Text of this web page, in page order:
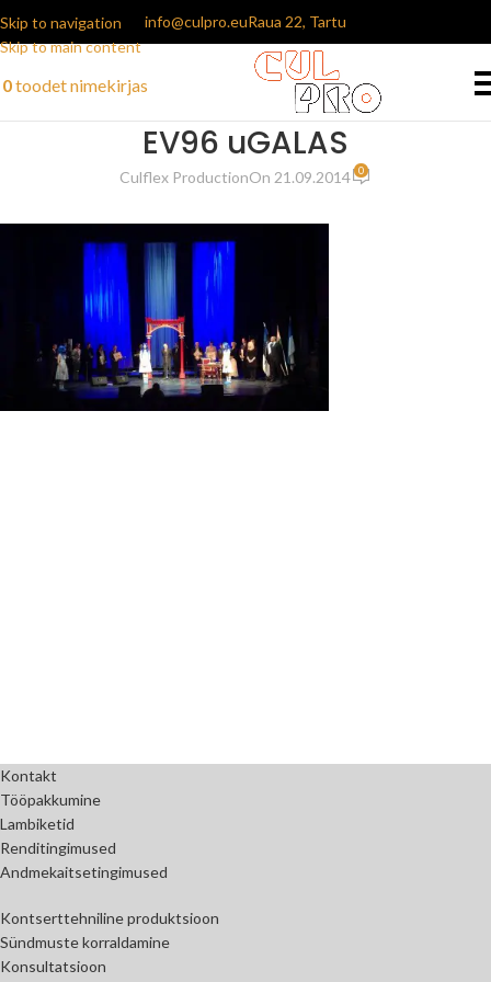
Skip to navigation
Skip to main content
info@culpro.euRaua 22, Tartu
0toodetnimekirjas
EV96 uGALAS
Culflex ProductionOn 21.09.2014 0
Kontakt
Tööpakkumine
Lambiketid
Renditingimused
Andmekaitsetingimused
Kontserttehniline produktsioon
Sündmuste korraldamine
Konsultatsioon